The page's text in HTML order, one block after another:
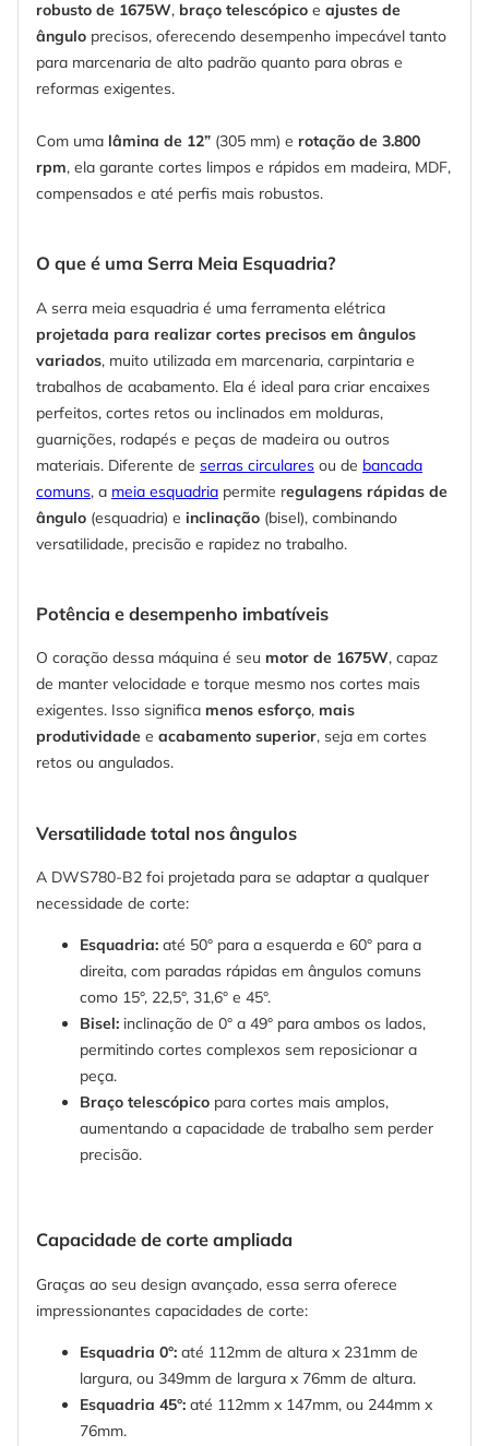
robusto de 1675W, braço telescópico e ajustes de
ângulo precisos, oferecendo desempenho impecável tanto
para marcenaria de alto padrão quanto para obras e
reformas exigentes.
Com uma lâmina de 12” (305 mm) e rotação de 3.800
rpm, ela garante cortes limpos e rápidos em madeira, MDF,
compensados e até perfis mais robustos.
O que é uma Serra Meia Esquadria?
A serra meia esquadria é uma ferramenta elétrica
projetada para realizar cortes precisos em ângulos
variados, muito utilizada em marcenaria, carpintaria e
trabalhos de acabamento. Ela é ideal para criar encaixes
perfeitos, cortes retos ou inclinados em molduras,
guarnições, rodapés e peças de madeira ou outros
materiais. Diferente de serras circulares ou de bancada
comuns, a meia esquadria permite regulagens rápidas de
ângulo (esquadria) e inclinação (bisel), combinando
versatilidade, precisão e rapidez no trabalho.
Potência e desempenho imbatíveis
O coração dessa máquina é seu motor de 1675W, capaz
de manter velocidade e torque mesmo nos cortes mais
exigentes. Isso significa menos esforço, mais
produtividade e acabamento superior, seja em cortes
retos ou angulados.
Versatilidade total nos ângulos
A DWS780-B2 foi projetada para se adaptar a qualquer
necessidade de corte:
Esquadria: até 50° para a esquerda e 60° para a
direita, com paradas rápidas em ângulos comuns
como 15°, 22,5°, 31,6° e 45°.
Bisel: inclinação de 0° a 49° para ambos os lados,
permitindo cortes complexos sem reposicionar a
peça.
Braço telescópico para cortes mais amplos,
aumentando a capacidade de trabalho sem perder
precisão.
Capacidade de corte ampliada
Graças ao seu design avançado, essa serra oferece
impressionantes capacidades de corte:
Esquadria 0°: até 112mm de altura x 231mm de
largura, ou 349mm de largura x 76mm de altura.
Esquadria 45°: até 112mm x 147mm, ou 244mm x
76mm.